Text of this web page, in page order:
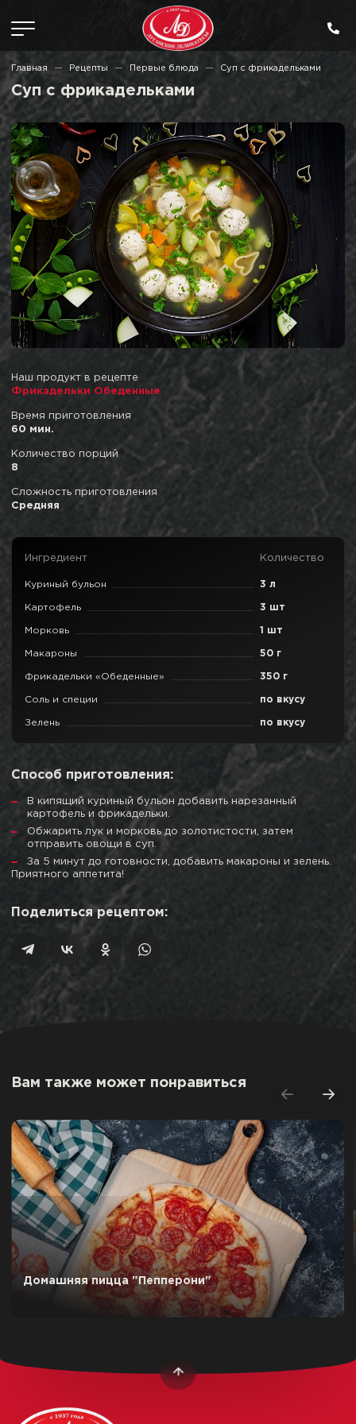
Главная Рецепты Первые блюда Суп с фрикадельками
Суп с фрикадельками
Наш продукт в рецепте
Фрикадельки Обеденные
Время приготовления
60 мин.
Количество порций
8
Сложность приготовления
Средняя
Ингредиент Количество
Куриный бульон 3 л
Картофель 3 шт
Морковь 1 шт
Макароны 50 г
Фрикадельки «Обеденные» 350 г
Соль и специи по вкусу
Зелень по вкусу
Способ приготовления:
В кипящий куриный бульон добавить нарезанный
картофель и фрикадельки.
Обжарить лук и морковь до золотистости, затем
отправить овощи в суп.
За 5 минут до готовности, добавить макароны и зелень.
Приятного аппетита!
Поделиться рецептом:
Вам также может понравиться
Домашняя пицца "Пепперони"